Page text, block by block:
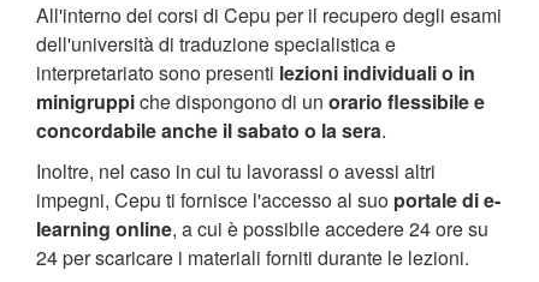
All'interno dei corsi di Cepu per il recupero degli esami
dell'università di traduzione specialistica e
interpretariato sono presenti lezioni individuali o in
minigruppiche dispongono di un orario flessibile e
concordabile anche il sabato o la sera.
Inoltre, nel caso in cui tu lavorassi o avessi altri
impegni, Cepu ti fornisce l'accesso al suo portale di e-
learning online, a cui è possibile accedere 24 ore su
24 per scaricare i materiali forniti durante le lezioni.